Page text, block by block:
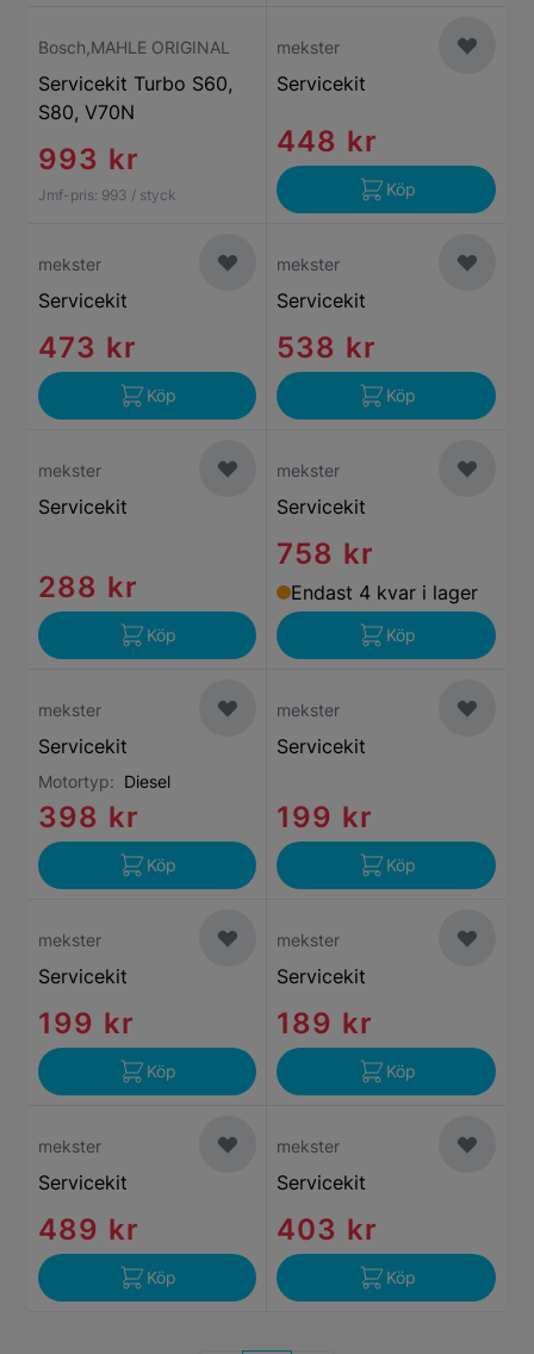
Bosch,MAHLE ORIGINAL
Servicekit Turbo S60,
S80, V70N
993 kr
Jmf-pris: 993 / styck
mekster
Servicekit
448 kr
Köp
mekster
Servicekit
473 kr
Köp
mekster
Servicekit
538 kr
Köp
mekster
Servicekit
288 kr
Köp
mekster
Servicekit
758 kr
Endast 4 kvar i lager
Köp
mekster
Servicekit
Motortyp: Diesel
398 kr
Köp
mekster
Servicekit
199 kr
Köp
mekster
Servicekit
199 kr
Köp
mekster
Servicekit
189 kr
Köp
mekster
Servicekit
489 kr
Köp
mekster
Servicekit
403 kr
Köp